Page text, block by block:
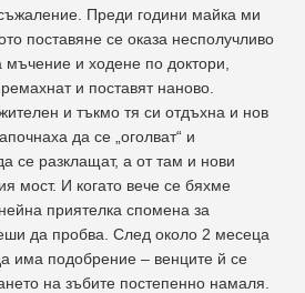
Преди години майка ми
поставяне се оказа несполучливо
и ходене по доктори,
и поставят наново.
и тъкмо тя си отдъхна и нов
да се „оголват“ и
се разклащат, а от там и нови
мост. И когато вече се бяхме
приятелка спомена за
да пробва. След около 2 месеца
има подобрение – венците й се
на зъбите постепенно намаля.